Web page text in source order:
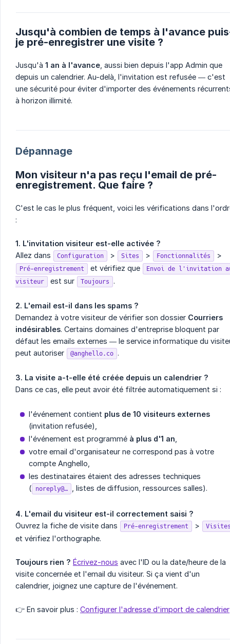
Jusqu'à combien de temps à l'avance
je pré-enregistrer une visite ?
Jusqu'à 1 an à l'avance , aussi bien depuis l'app Admin que
depuis un calendrier. Au-delà, l'invitation est refusée — c'est
une sécurité pour éviter d'importer des événements
à horizon illimité.
Dépannage
Mon visiteur n'a pas reçu l'email de pré-
enregistrement. Que faire ?
C'est le cas le plus fréquent, voici les vérifications dans
:
1. L'invitation visiteur est-elle activée ?
Allez dans
Configuration > Sites > Fonctionnalités >
Pré-enregistrement et vérifiez que
Envoi de l'invitation
visiteur
est sur Toujours .
2. L'email est-il dans les spams ?
Demandez à votre visiteur de vérifier son dossier Courriers
indésirables. Certains domaines d'entreprise bloquent par
défaut les emails externes — le service informatique du
peut autoriser
@anghello.co .
3. La visite a-t-elle été créée depuis un calendrier ?
Dans ce cas, elle peut avoir été filtrée automatiquement si :
l'événement contient plus de 10 visiteurs externes
(invitation refusée),
l'événement est programmé à plus d'1 an
votre email d'organisateur ne correspond pas à votre
compte Anghello,
les destinataires étaient des adresses techniques
( noreply@… , listes de diffusion, ressources salles).
4. L'email du visiteur est-il correctement saisi ?
Ouvrez la fiche de visite dans
Pré-enregistrement >
et vérifiez l'orthographe.
Toujours rien ? Écrivez-nous avec l'ID ou la date/heure de la
visite concernée et l'email du visiteur. Si ça vient d'un
calendrier, joignez une capture de l'événement.
👉 En savoir plus : Configurer l'adresse d'import de calendrier